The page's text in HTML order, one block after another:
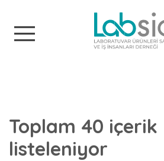
Toplam 40 içerik
listeleniyor